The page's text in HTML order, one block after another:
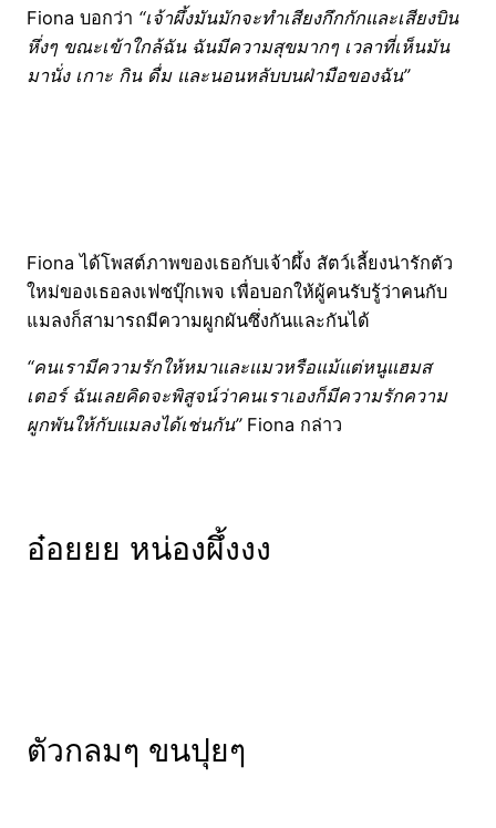
Fiona บอกว่า “เจ้าผึ้งมันมักจะทำเสียงกึกกักและเสียงบิน
หึ่งๆ ขณะเข้าใกล้ฉัน ฉันมีความสุขมากๆ เวลาที่เห็นมัน
มานั่ง เกาะ กิน ดื่ม และนอนหลับบนฝ่ามือของฉัน”
Fiona ได้โพสต์ภาพของเธอกับเจ้าผึ้ง สัตว์เลี้ยงน่ารักตัว
ใหม่ของเธอลงเฟซบุ๊กเพจ เพื่อบอกให้ผู้คนรับรู้ว่าคนกับ
แมลงก็สามารถมีความผูกผันซึ่งกันและกันได้
“คนเรามีความรักให้หมาและแมวหรือแม้แต่หนูแฮมส
เตอร์ ฉันเลยคิดจะพิสูจน์ว่าคนเราเองก็มีความรักความ
ผูกพันให้กับแมลงได้เช่นกัน”Fiona กล่าว
อ๋อยยย หน่องผึ้งงง
ตัวกลมๆ ขนปุยๆ